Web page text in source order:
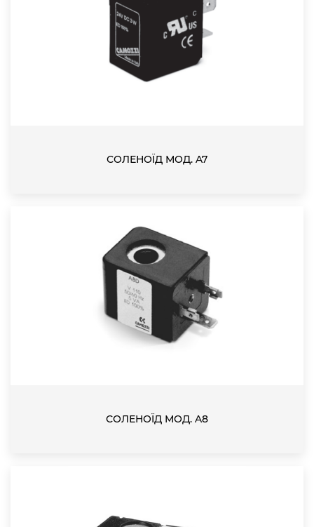
СОЛЕНОЇД МОД. A7
СОЛЕНОЇД МОД. A8